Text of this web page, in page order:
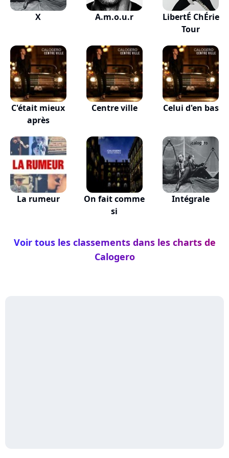
X A.m.o.u.r
LibertÉ ChÉrie
Tour
C'était mieux
après
Centre ville Celui d'en bas
La rumeur
On fait comme
si
Intégrale
Voir tous les classements dans les charts de
Calogero